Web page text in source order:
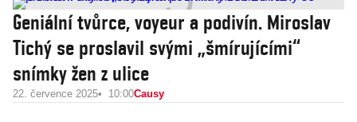
Geniální tvůrce, voyeur a podivín. Miroslav
Tichý se proslavil svými „šmírujícími“
snímky žen z ulice
22. července 2025 10:00Causy